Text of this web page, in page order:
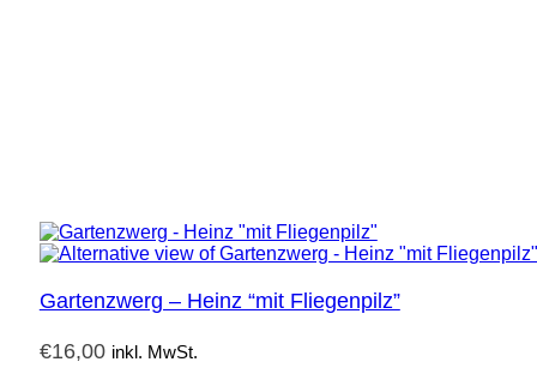
Gartenzwerg – Heinz “mit Fliegenpilz”
€16,00 inkl. MwSt.